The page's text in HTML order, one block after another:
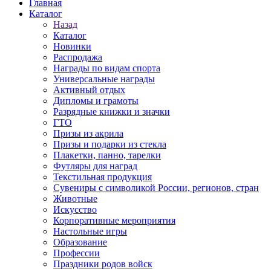
Главная
Каталог
Назад
Каталог
Новинки
Распродажа
Награды по видам спорта
Универсальные награды
Активный отдых
Дипломы и грамоты
Разрядные книжки и значки
ГТО
Призы из акрила
Призы и подарки из стекла
Плакетки, панно, тарелки
Футляры для наград
Текстильная продукция
Сувениры с символикой России, регионов, стран
Животные
Искусство
Корпоративные мероприятия
Настольные игры
Образование
Профессии
Праздники родов войск